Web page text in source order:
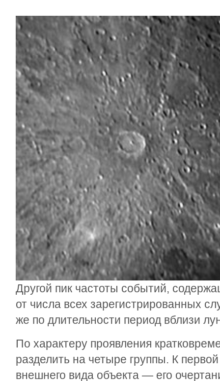
Другой пик частоты событий,
от числа всех зарегистрированных
же по длительности период вблизи
По характеру проявления
разделить на четыре группы. К
внешнего вида объекта — его